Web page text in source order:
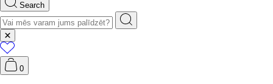
Search
0